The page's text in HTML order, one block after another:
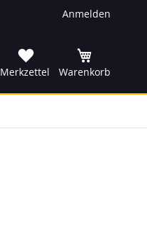
Anmelden
Merkzettel
Warenkorb